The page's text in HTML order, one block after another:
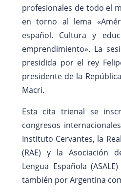
profesionales de todo el
en torno al lema
español. Cultura y
emprendimiento». La
presidida por el rey
presidente de la
Macri.
Esta cita trienal se
congresos
Instituto Cervantes, la
(RAE) y la Asociación
Lengua Española
también por Argentina